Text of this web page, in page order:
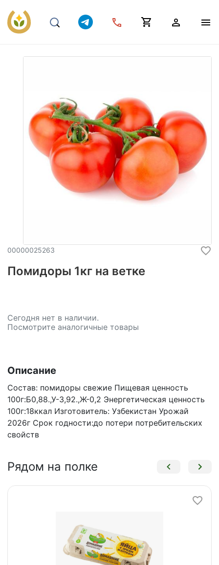
00000025263
Помидоры 1кг на ветке
Сегодня нет в наличии.
Посмотрите аналогичные товары
Описание
Состав: помидоры свежие Пищевая ценность
100г:Б0,88.,У-3,92.,Ж-0,2 Энергетическая ценность
100г:18ккал Изготовитель: Узбекистан Урожай
2026г Срок годности:до потери потребительских
свойств
Рядом на полке